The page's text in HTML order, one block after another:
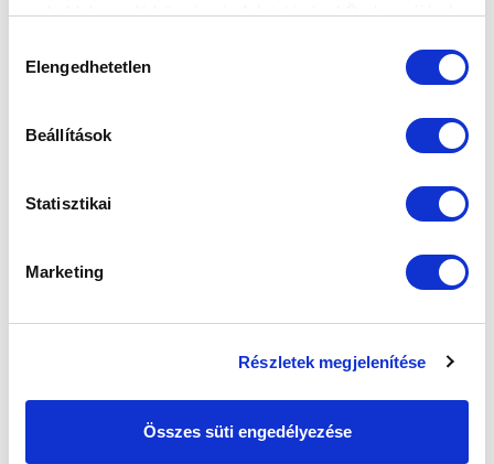
weboldalon való böngészés folytatásával Ön hozzájárul a
kiválasztása
Elengedhetetlen
Beállítások
Statisztikai
Marketing
Részletek megjelenítése
Összes süti engedélyezése
HORVÁTH DÁVID: „ELMARADT A
TELJESÍTMÉNYÜNK A VALÓDI
TUDÁSUNKTÓL” (VIDEÓ)